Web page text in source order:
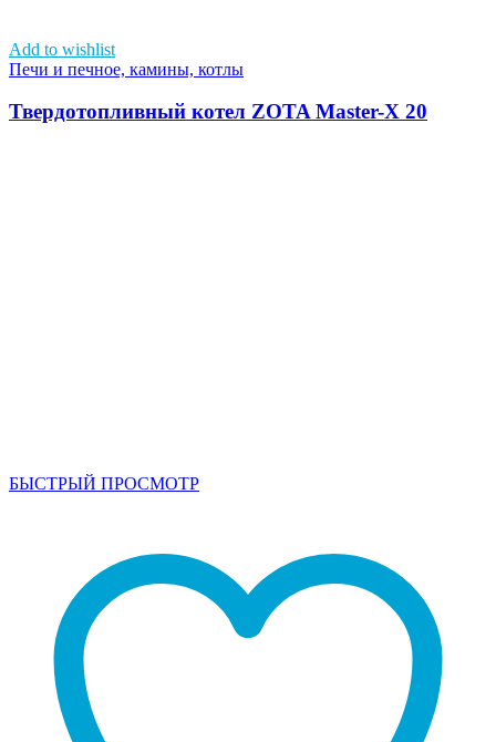
Add to wishlist
Печи и печное, камины, котлы
Твердотопливный котел ZOTA Master-Х 20
БЫСТРЫЙ ПРОСМОТР